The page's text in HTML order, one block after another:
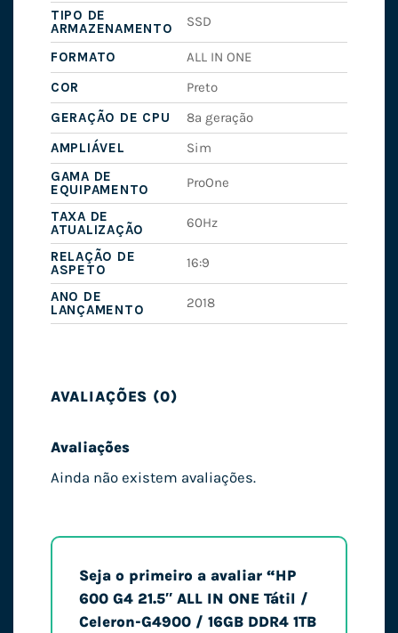
TIPO DE
ARMAZENAMENTO
SSD
FORMATO
ALL IN ONE
COR
Preto
GERAÇÃO DE CPU
8ª geração
AMPLIÁVEL
Sim
GAMA DE
EQUIPAMENTO
ProOne
TAXA DE
ATUALIZAÇÃO
60Hz
RELAÇÃO DE
ASPETO
16:9
ANO DE
LANÇAMENTO
2018
AVALIAÇÕES (0)
Avaliações
Ainda não existem avaliações.
Seja o primeiro a avaliar “HP
600 G4 21.5″ ALL IN ONE Tátil /
Celeron-G4900 / 16GB DDR4 1TB